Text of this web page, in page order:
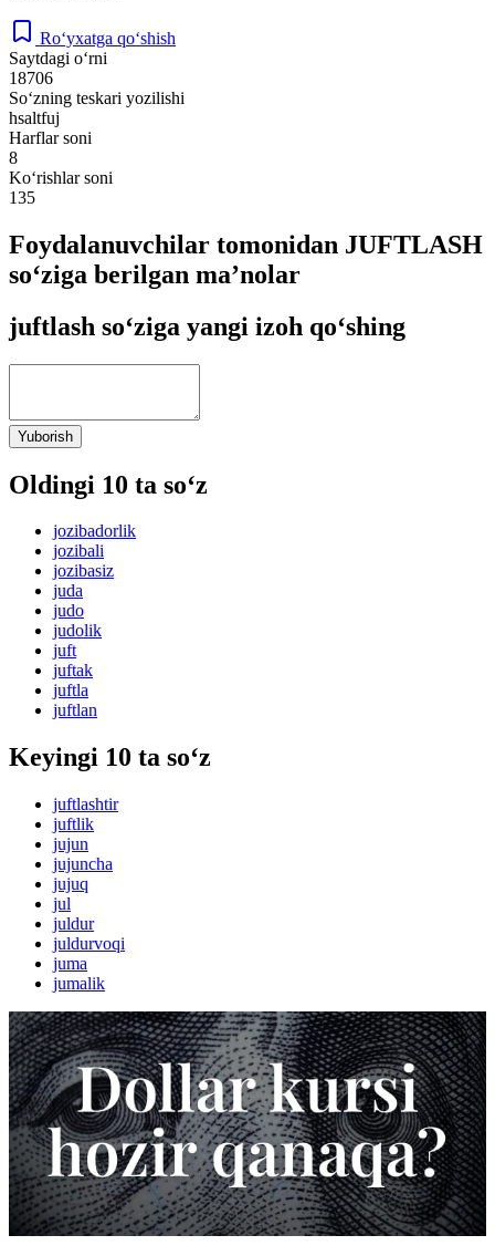
Ro‘yxatga qo‘shish
Saytdagi o‘rni
18706
So‘zning teskari yozilishi
hsaltfuj
Harflar soni
8
Ko‘rishlar soni
135
Foydalanuvchilar tomonidan JUFTLASH
so‘ziga berilgan ma’nolar
juftlash so‘ziga yangi izoh qo‘shing
Yuborish
Oldingi 10 ta so‘z
jozibadorlik
jozibali
jozibasiz
juda
judo
judolik
juft
juftak
juftla
juftlan
Keyingi 10 ta so‘z
juftlashtir
juftlik
jujun
jujuncha
jujuq
jul
juldur
juldurvoqi
juma
jumalik